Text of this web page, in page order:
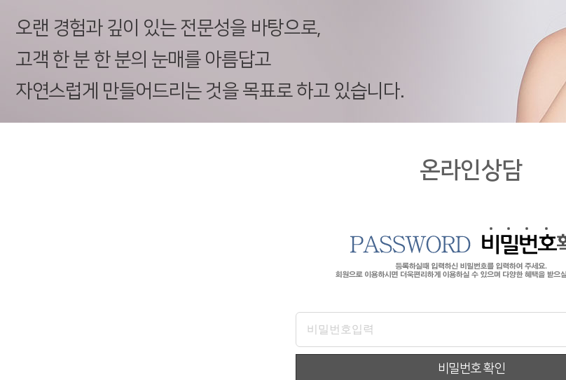
오랜 경험과 깊이 있는 전문성을 바탕으로,
고객 한 분 한 분의 눈매를 아름답고
자연스럽게 만들어드리는 것을 목표로 하고 있습니다.
온라인상담
비밀번호 확인